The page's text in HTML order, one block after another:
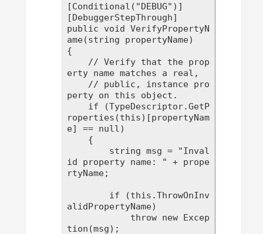
[Conditional("DEBUG")]
[DebuggerStepThrough]
public void VerifyPropertyN
ame(string propertyName)
{
erty name matches a real,
perty on this object.
roperties(this)[propertyNam
e] == null)
id property name: " + prope
rtyName;
alidPropertyName)
tion(msg);